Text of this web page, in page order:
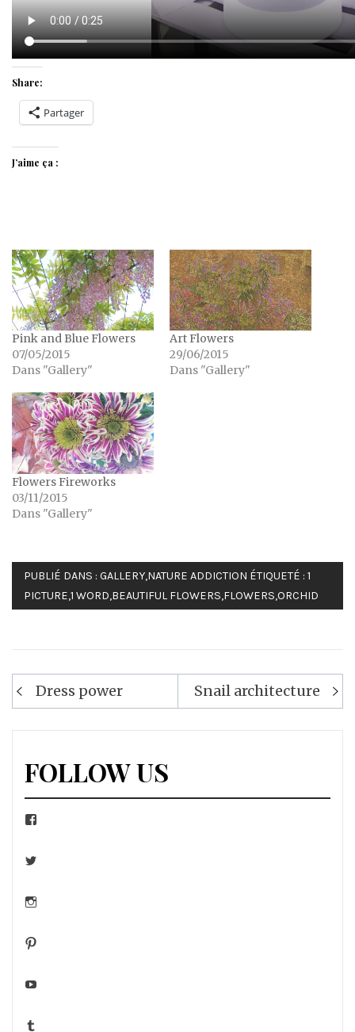
Share:
Partager
J’aime ça :
Pink and Blue Flowers
07/05/2015
Dans "Gallery"
Art Flowers
29/06/2015
Dans "Gallery"
Flowers Fireworks
03/11/2015
Dans "Gallery"
PUBLIÉ DANS : GALLERY,NATURE ADDICTION ÉTIQUETÉ : 1
PICTURE,1 WORD,BEAUTIFUL FLOWERS,FLOWERS,ORCHID
Navigation
de
Dress power Snail architecture
FOLLOW US
Facebook
Twitter
Instagram
Pinterest
YouTube
Tumblr